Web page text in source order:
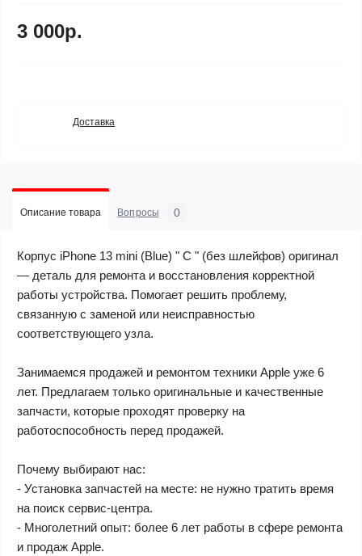
3 000р.
Доставка
Описание товара Вопросы 0
Корпус iPhone 13 mini (Blue) " C " (без шлейфов) оригинал
— деталь для ремонта и восстановления корректной
работы устройства. Помогает решить проблему,
связанную с заменой или неисправностью
соответствующего узла.
Занимаемся продажей и ремонтом техники Apple уже 6
лет. Предлагаем только оригинальные и качественные
запчасти, которые проходят проверку на
работоспособность перед продажей.
Почему выбирают нас:
- Установка запчастей на месте: не нужно тратить время
на поиск сервис-центра.
- Многолетний опыт: более 6 лет работы в сфере ремонта
и продаж Apple.